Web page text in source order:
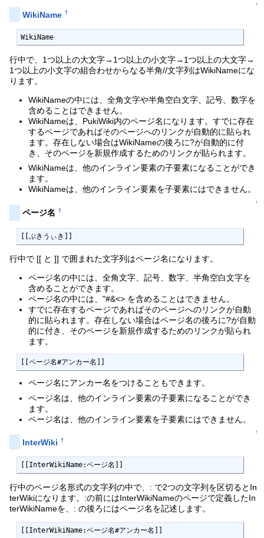
↑
WikiName †
WikiName
行中で、1つ以上の大文字→1つ以上の小文字→1つ以上の大文字→
1つ以上の小文字の組合わせからなる半角//文字列はWikiNameにな
ります。
WikiNameの中には、全角文字や半角空白文字、記号、数字を
含めることはできません。
WikiNameは、PukiWiki内のページ名になります。すでに存在
するページであればそのページへのリンクが自動的に貼られ
ます。存在しない場合はWikiNameの後ろに?が自動的に付
き、そのページを新規作成するためのリンクが貼られます。
WikiNameは、他のインライン要素の子要素になることができ
ます。
WikiNameは、他のインライン要素を子要素にはできません。
↑
ページ名 †
[[ぷきうぃき]]
行中で [[ と ]] で囲まれた文字列はページ名になります。
ページ名の中には、全角文字、記号、数字、半角空白文字を
含めることができます。
ページ名の中には、"#&<> を含めることはできません。
すでに存在するページであればそのページへのリンクが自動
的に貼られます。存在しない場合はページ名の後ろに?が自動
的に付き、そのページを新規作成するためのリンクが貼られ
ます。
[[ページ名#アンカー名]]
ページ名にアンカー名をつけることもできます。
ページ名は、他のインライン要素の子要素になることができ
ます。
ページ名は、他のインライン要素を子要素にはできません。
↑
InterWiki †
[[InterWikiName:ページ名]]
行中のページ名形式の文字列の中で、: で2つの文字列を区切るとIn
terWikiになります。:の前にはInterWikiNameのページで定義したIn
terWikiNameを、: の後ろにはページ名を記述します。
[[InterWikiName:ページ名#アンカー名]]